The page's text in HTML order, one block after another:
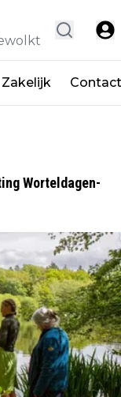
Zakelijk Contact
Worteldagen-